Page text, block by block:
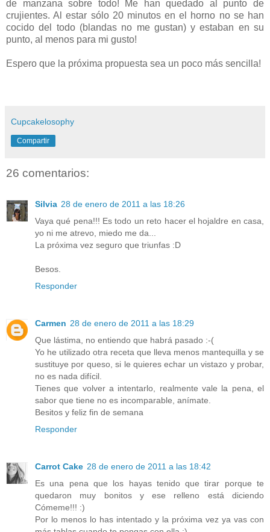
de manzana sobre todo! Me han quedado al punto de
crujientes. Al estar sólo 20 minutos en el horno no se han
cocido del todo (blandas no me gustan) y estaban en su
punto, al menos para mi gusto!
Espero que la próxima propuesta sea un poco más sencilla!
Cupcakelosophy
Compartir
26 comentarios:
Silvia 28 de enero de 2011 a las 18:26
Vaya qué pena!!! Es todo un reto hacer el hojaldre en casa,
yo ni me atrevo, miedo me da...
La próxima vez seguro que triunfas :D
Besos.
Responder
Carmen 28 de enero de 2011 a las 18:29
Que lástima, no entiendo que habrá pasado :-(
Yo he utilizado otra receta que lleva menos mantequilla y se
sustituye por queso, si le quieres echar un vistazo y probar,
no es nada difícil.
Tienes que volver a intentarlo, realmente vale la pena, el
sabor que tiene no es incomparable, anímate.
Besitos y feliz fin de semana
Responder
Carrot Cake 28 de enero de 2011 a las 18:42
Es una pena que los hayas tenido que tirar porque te
quedaron muy bonitos y ese relleno está diciendo
Cómeme!!! :)
Por lo menos lo has intentado y la próxima vez ya vas con